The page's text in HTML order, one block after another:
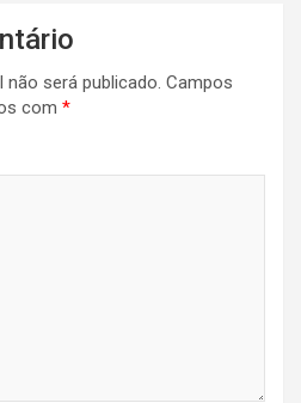
não será publicado. Campos
com *